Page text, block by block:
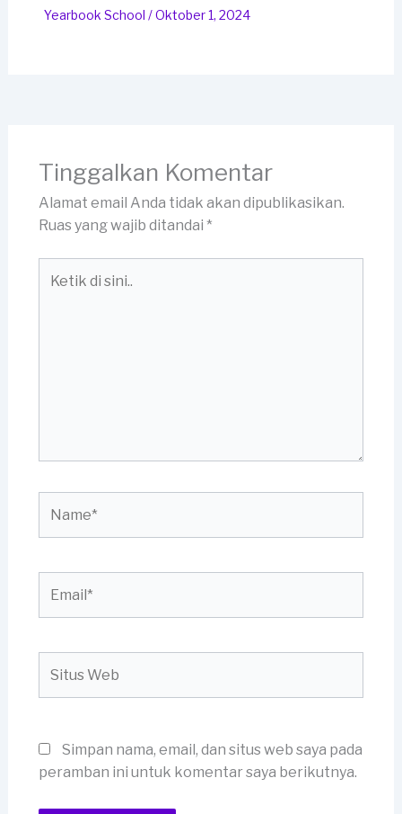
Yearbook School /Oktober 1, 2024
Tinggalkan Komentar
Alamat email Anda tidak akan dipublikasikan.
Ruas yang wajib ditandai *
Web
Simpan nama, email, dan situs web saya pada
peramban ini untuk komentar saya berikutnya.